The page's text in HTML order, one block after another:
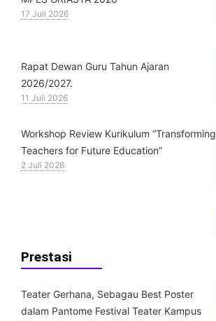
17 Juli 2026
Rapat Dewan Guru Tahun Ajaran
2026/2027.
11 Juli 2026
Workshop Review Kurikulum “Transforming
Teachers for Future Education”
2 Juli 2026
Prestasi
Teater Gerhana, Sebagau Best Poster
dalam Pantome Festival Teater Kampus